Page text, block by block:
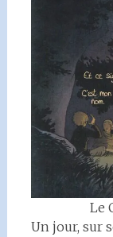
Le
Un jour, sur